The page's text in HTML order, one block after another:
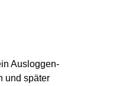
Ausloggen-
und später